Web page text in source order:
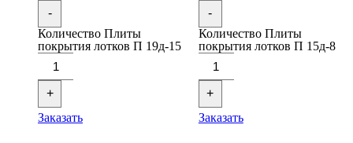
-
Количество Плиты
покрытия лотков П 19д-15
+
Заказать
-
Количество Плиты
покрытия лотков П 15д-8
+
Заказать